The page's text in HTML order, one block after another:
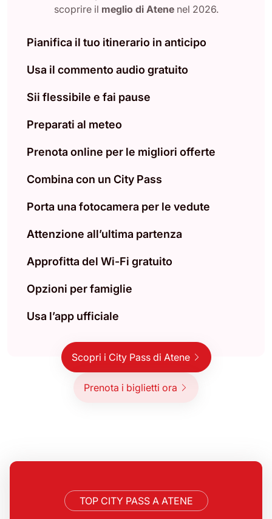
scoprire il meglio di Atenenel 2026.
Pianifica il tuo itinerario in anticipo
Usa il commento audio gratuito
Sii flessibile e fai pause
Preparati al meteo
Prenota online per le migliori offerte
Combina con un City Pass
Porta una fotocamera per le vedute
Attenzione all’ultima partenza
Approfitta del Wi-Fi gratuito
Opzioni per famiglie
Usa l’app ufficiale
Scopri i City Pass di Atene
Prenota i biglietti ora
TOP CITY PASS A ATENE